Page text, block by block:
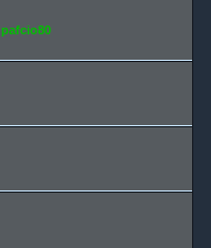
pafcio80